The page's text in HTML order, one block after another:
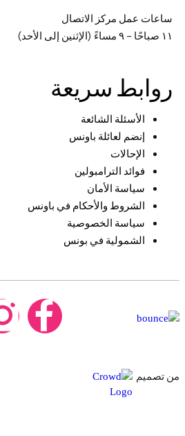
ساعات عمل مركز الاتصال
١١ صباحًا – ٩ مساءً (الإثنين إلى الأحد)
روابط سريعة
الأسئلة الشائعة
إنضم لعائلة باونس
الإحالات
فوائد الترامبولين
سياسة الأمان
الشروط والأحكام في باونس
سياسة الخصوصية
الشمولية في بونس
من تصميم